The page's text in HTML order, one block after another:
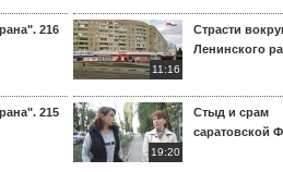
216
215
11:16
Страсти
Ленинского
19:20
Стыд и срам
саратовской